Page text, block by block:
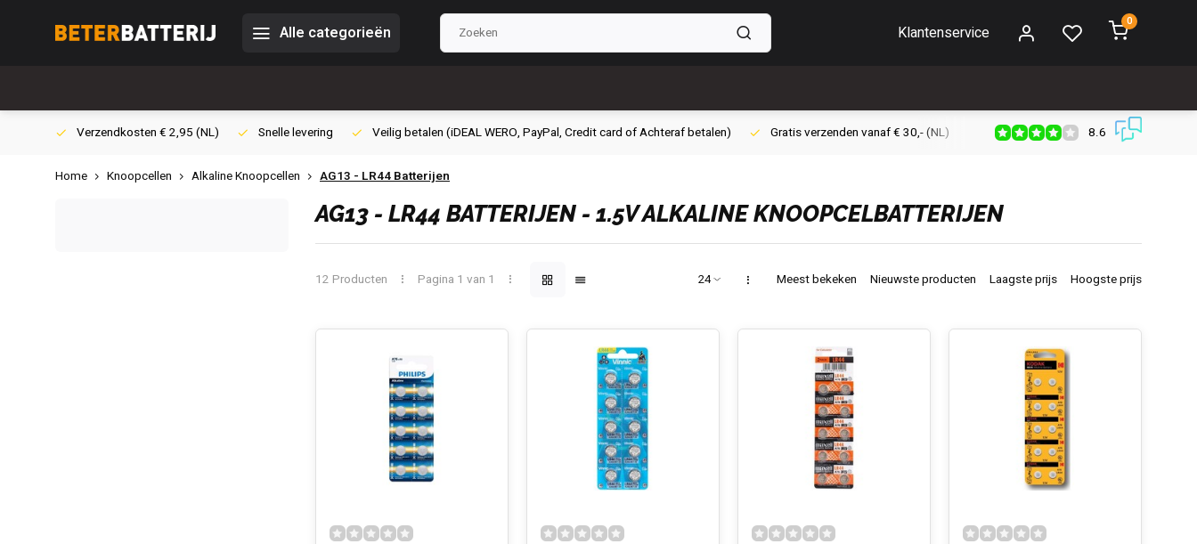
Alle categorieën Klantenservice
0
Verzendkosten € 2,95 (NL) Snelle levering Veilig betalen (iDEAL WERO, PayPal, Credit card of Achteraf betalen) Gratis verzenden vanaf € 30,- (NL) Verzendkosten € 2,95 (NL)
8.6
Home Knoopcellen Alkaline Knoopcellen AG13 - LR44 Batterijen
AG13 - LR44 BATTERIJEN - 1.5V ALKALINE KNOOPCELBATTERIJEN
12 Producten Pagina 1 van 1 Meest bekeken Nieuwste producten Laagste prijs Hoogste prijs